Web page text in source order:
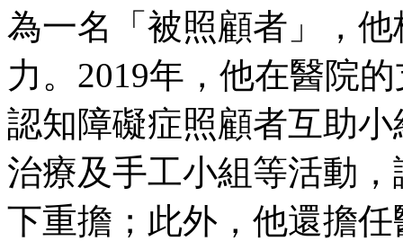
為一名「被照顧者」，
力。2019年，他在醫院
認知障礙症照顧者互助
治療及手工小組等活動
下重擔；此外，他還擔